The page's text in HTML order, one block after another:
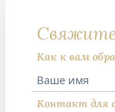
Как к вам
Контакт для